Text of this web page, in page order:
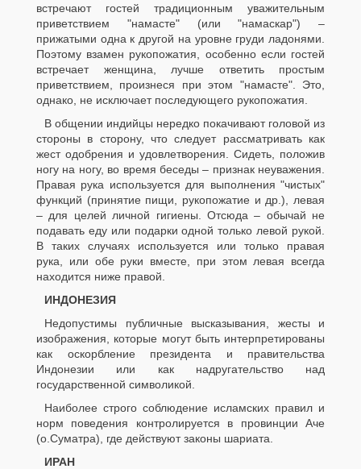
встречают гостей традиционным уважительным
приветствием "намасте" (или "намаскар") –
прижатыми одна к другой на уровне груди ладонями.
Поэтому взамен рукопожатия, особенно если гостей
встречает женщина, лучше ответить простым
приветствием, произнеся при этом "намасте". Это,
однако, не исключает последующего рукопожатия.
В общении индийцы нередко покачивают головой из
стороны в сторону, что следует рассматривать как
жест одобрения и удовлетворения. Сидеть, положив
ногу на ногу, во время беседы – признак неуважения.
Правая рука используется для выполнения "чистых"
функций (принятие пищи, рукопожатие и др.), левая
– для целей личной гигиены. Отсюда – обычай не
подавать еду или подарки одной только левой рукой.
В таких случаях используется или только правая
рука, или обе руки вместе, при этом левая всегда
находится ниже правой.
ИНДОНЕЗИЯ
Недопустимы публичные высказывания, жесты и
изображения, которые могут быть интерпретированы
как оскорбление президента и правительства
Индонезии или как надругательство над
государственной символикой.
Наиболее строго соблюдение исламских правил и
норм поведения контролируется в провинции Аче
(о.Суматра), где действуют законы шариата.
ИРАН